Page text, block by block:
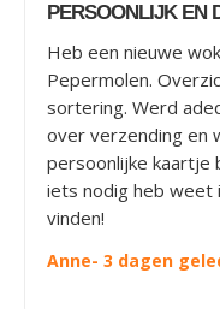
PERSOONLIJK EN
Heb een nieuwe
Pepermolen.
sortering. Werd
over verzending en
persoonlijke kaartje
iets nodig heb weet
vinden!
Anne- 3 dagen